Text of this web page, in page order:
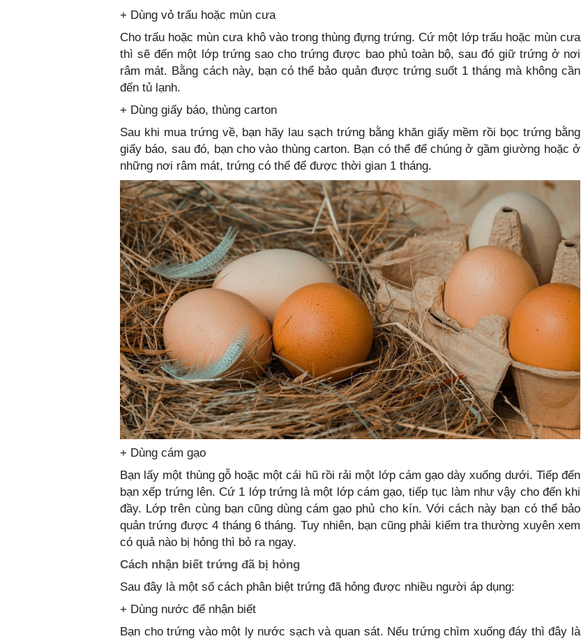
+ Dùng vỏ trấu hoặc mùn cưa
Cho trấu hoặc mùn cưa khô vào trong thùng đựng trứng. Cứ một lớp trấu hoặc mùn cưa
thì sẽ đến một lớp trứng sao cho trứng được bao phủ toàn bộ, sau đó giữ trứng ở nơi
râm mát. Bằng cách này, bạn có thể bảo quản được trứng suốt 1 tháng mà không cần
đến tủ lạnh.
+ Dùng giấy báo, thùng carton
Sau khi mua trứng về, bạn hãy lau sạch trứng bằng khăn giấy mềm rồi bọc trứng bằng
giấy báo, sau đó, bạn cho vào thùng carton. Bạn có thể để chúng ở gầm giường hoặc ở
những nơi râm mát, trứng có thể để được thời gian 1 tháng.
+ Dùng cám gạo
Bạn lấy một thùng gỗ hoặc một cái hũ rồi rải một lớp cám gạo dày xuống dưới. Tiếp đến
bạn xếp trứng lên. Cứ 1 lớp trứng là một lớp cám gạo, tiếp tục làm như vậy cho đến khi
đầy. Lớp trên cùng bạn cũng dùng cám gạo phủ cho kín. Với cách này bạn có thể bảo
quản trứng được 4 tháng 6 tháng. Tuy nhiên, bạn cũng phải kiểm tra thường xuyên xem
có quả nào bị hỏng thì bỏ ra ngay.
Cách nhận biết trứng đã bị hỏng
Sau đây là một số cách phân biệt trứng đã hỏng được nhiều người áp dụng:
+ Dùng nước để nhận biết
Bạn cho trứng vào một ly nước sạch và quan sát. Nếu trứng chìm xuống đáy thì đây là